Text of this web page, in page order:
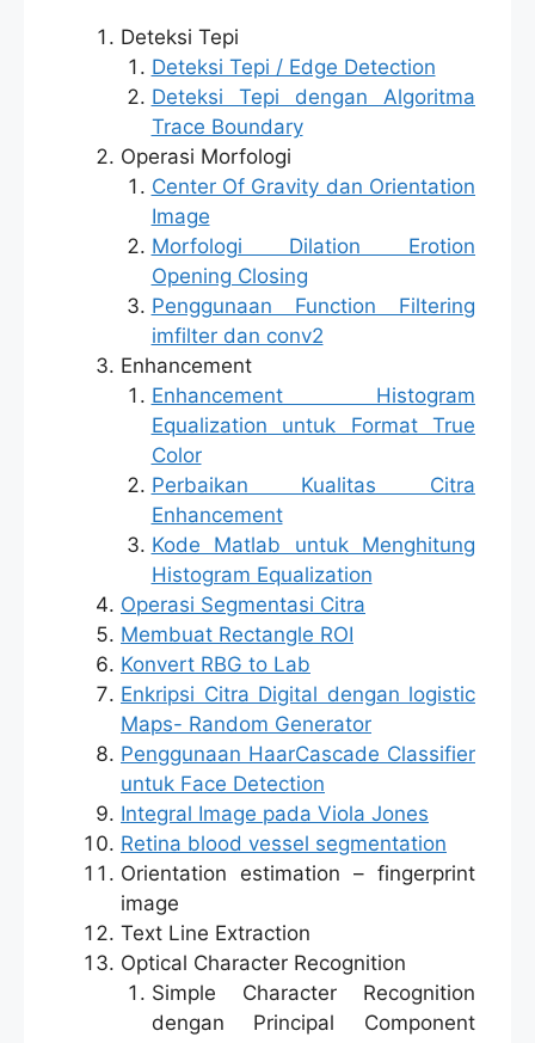
Deteksi Tepi
Deteksi Tepi / Edge Detection
Deteksi Tepi dengan Algoritma
Trace Boundary
Operasi Morfologi
Center Of Gravity dan Orientation
Image
Morfologi Dilation Erotion
Opening Closing
Penggunaan Function Filtering
imfilter dan conv2
Enhancement
Enhancement Histogram
Equalization untuk Format True
Color
Perbaikan Kualitas Citra
Enhancement
Kode Matlab untuk Menghitung
Histogram Equalization
Operasi Segmentasi Citra
Membuat Rectangle ROI
Konvert RBG to Lab
Enkripsi Citra Digital dengan logistic
Maps- Random Generator
Penggunaan HaarCascade Classifier
untuk Face Detection
Integral Image pada Viola Jones
Retina blood vessel segmentation
Orientation estimation – fingerprint
image
Text Line Extraction
Optical Character Recognition
Simple Character Recognition
dengan Principal Component